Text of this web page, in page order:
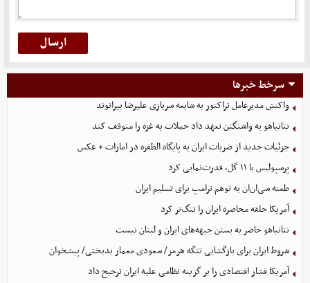
سرخط خبرها
واکنش مدیرعامل تراکتور به شایعه سربازی علیرضا بیرانوند
نتانیاهو به واشنگتن تعهد داد حملات به غزه را متوقف کند
جزئیات جدید از ضربات ایران به پایگاه الظفره در امارات + عکس
پرسپولیس با ۱۱ گل، قدرت‌نمایی کرد
طعنه سی‌ان‌ان به توهم ترامپ برای تسلیم ایران
آمریکا حلقه محاصره ایران را تنگ‌تر کرد
نتانیاهو حاضر به بستن جبهه‌های ایران و لبنان نیست
شروط ایران برای بازگشایی تنگه هرمز/ سعودی معمار بدبختی/ پیشخوان
آمریکا فشار اقتصادی را بر گزینه نظامی علیه ایران ترجیح داد